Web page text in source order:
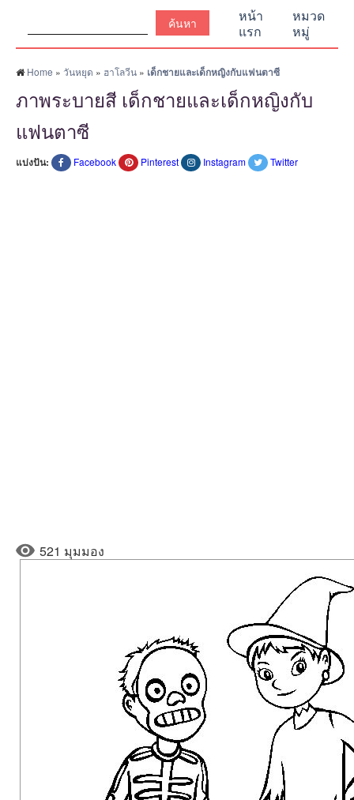
หน้า
แรก
หมวด
หมู่
Home » วันหยุด » ฮาโลวีน » เด็กชายและเด็กหญิงกับแฟนตาซี
ภาพระบายสี เด็กชายและเด็กหญิงกับ
แฟนตาซี
แบ่งปัน: Facebook Pinterest Instagram Twitter
521 มุมมอง